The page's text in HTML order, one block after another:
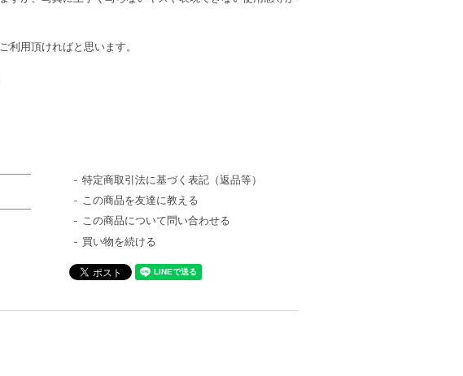
利用頂ければと思います。
特定商取引法に基づく表記（返品等）
この商品を友達に教える
この商品について問い合わせる
買い物を続ける